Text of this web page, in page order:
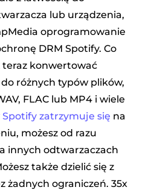
lub urządzenia,
oprogramowanie
DRM Spotify. Co
teraz konwertować
różnych typów plików,
FLAC lub MP4 i wiele
Spotify zatrzymuje się na
możesz od razu
innych odtwarzaczach
także dzielić się z
żadnych ograniczeń. 35x